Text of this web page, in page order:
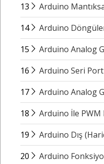
13
Arduino
14
Arduino
15
Arduino Analog
16
Arduino Seri Port
17
Arduino Analog
18
Arduino İle
19
Arduino Dış
20
Arduino